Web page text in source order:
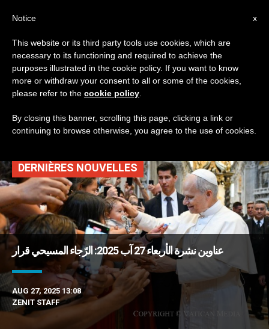
TAG
Posts Tagged ‘تسليم
يسوع’
DERNIÈRES NOUVELLES
عناوين نشرة الأربعاء 27 آب 2025: الرّجاء المسيحي قرار
AUG 27, 2025 13:08
ZENIT STAFF
x
Notice
This website or its third party tools use cookies, which are
necessary to its functioning and required to achieve the
purposes illustrated in the cookie policy. If you want to know
more or withdraw your consent to all or some of the cookies,
please refer to the cookie policy
By closing this banner, scrolling this page, clicking a link or
continuing to browse otherwise, you agree to the use of cookies.